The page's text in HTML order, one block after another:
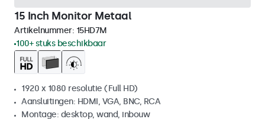
15 Inch Monitor Metaal
Artikelnummer: 15HD7M
100+ stuks beschikbaar
1920 x 1080 resolutie (Full HD)
Aansluitingen: HDMI, VGA, BNC, RCA
Montage: desktop, wand, inbouw